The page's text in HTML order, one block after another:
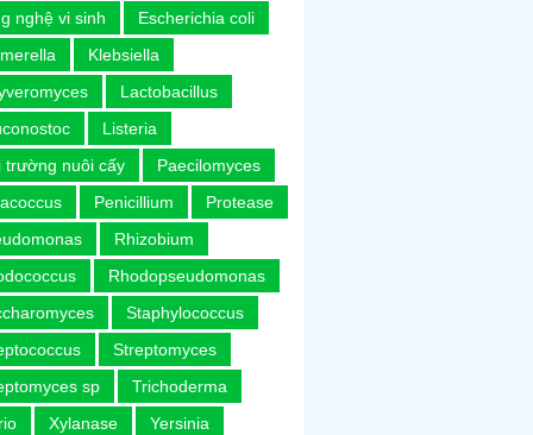
nghệ vi sinh
Escherichia coli
Klebsiella
Lactobacillus
Listeria
trường nuôi cấy
Paecilomyces
Penicillium
Protease
Rhizobium
Rhodopseudomonas
Staphylococcus
Streptomyces
sp
Trichoderma
Xylanase
Yersinia